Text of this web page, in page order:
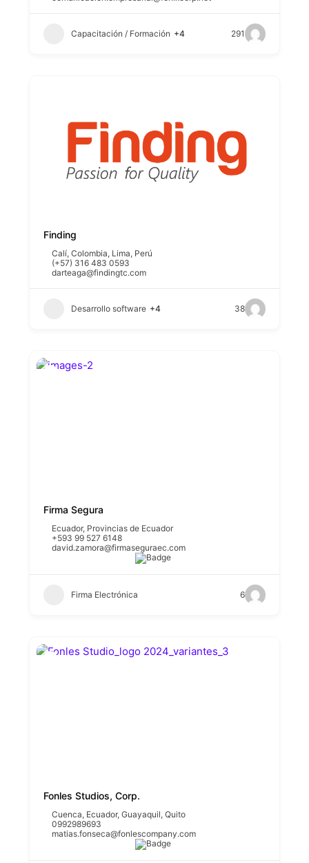
Capacitación / Formación +4 291
Finding
Calí,Colombia, Lima, Perú
(+57) 316 483 0593
darteaga@findingtc.com
Desarrollo software +4 38
Firma Segura
Ecuador, Provincias de Ecuador
+593 99 527 6148
david.zamora@firmaseguraec.com
Firma Electrónica 6
Fonles Studios, Corp.
Cuenca, Ecuador,Guayaquil,Quito
0992989693
matias.fonseca@fonlescompany.com